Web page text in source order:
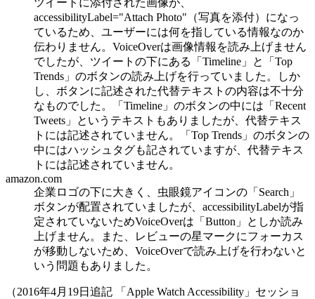
ツイートに添付された画像が、
accessibilityLabel="Attach Photo"（写真を添付）になっ
ているため、ユーザーには何を指している情報なのか
伝わりません。VoiceOverは画像情報を読み上げません
でしたが、ツイートの下にある「Timeline」と「Top
Trends」のボタンの読み上げを行っていました。しか
し、ボタンに記述された代替テキストの内容は不十分
なものでした。「Timeline」のボタンの中には「Recent
Tweets」というテキストもありましたが、代替テキス
トには記述されていません。「Top Trends」のボタンの
中にはハッシュタグも記されていますが、代替テキス
トには記述されていません。
amazon.com
企業ロゴの下に大きく、虫眼鏡アイコンの「Search」
ボタンが配置されていましたが、accessibilityLabelが指
定されていないためVoiceOverは「Button」としか読み
上げません。また、レビューの星マークにフォーカス
が移動しないため、VoiceOverで読み上げを行わないと
いう問題もありました。
（2016年4月19日追記 「Apple Watch Accessibility」セッショ